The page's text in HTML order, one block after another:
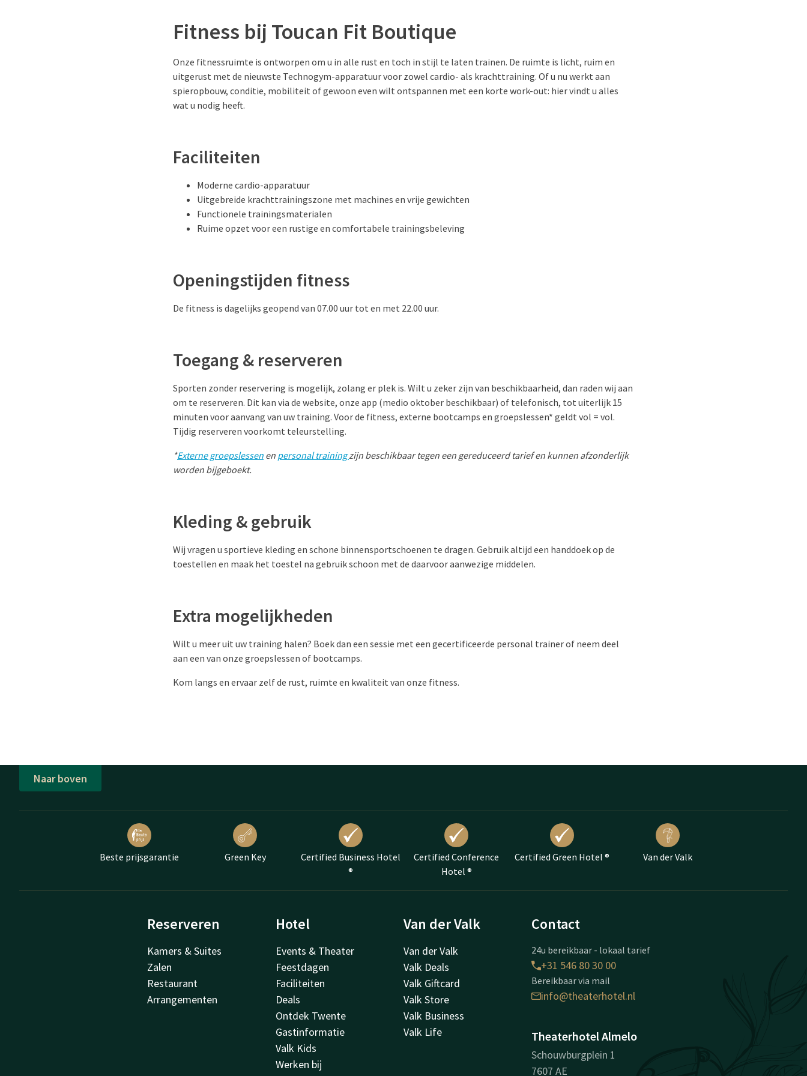
Fitness bij Toucan Fit Boutique
Onze fitnessruimte is ontworpen om u in alle rust en toch in stijl te laten trainen. De ruimte is licht, ruim en
uitgerust met de nieuwste Technogym-apparatuur voor zowel cardio- als krachttraining. Of u nu werkt aan
spieropbouw, conditie, mobiliteit of gewoon even wilt ontspannen met een korte work-out: hier vindt u alles
wat u nodig heeft.
Faciliteiten
Moderne cardio-apparatuur
Uitgebreide krachttrainingszone met machines en vrije gewichten
Functionele trainingsmaterialen
Ruime opzet voor een rustige en comfortabele trainingsbeleving
Openingstijden fitness
De fitness is dagelijks geopend van 07.00 uur tot en met 22.00 uur.
Toegang & reserveren
Sporten zonder reservering is mogelijk, zolang er plek is. Wilt u zeker zijn van beschikbaarheid, dan raden wij aan
om te reserveren. Dit kan via de website, onze app (medio oktober beschikbaar) of telefonisch, tot uiterlijk 15
minuten voor aanvang van uw training. Voor de fitness, externe bootcamps en groepslessen* geldt vol = vol.
Tijdig reserveren voorkomt teleurstelling.
*Externe groepslessen en personal trainingzijn beschikbaar tegen een gereduceerd tarief en kunnen afzonderlijk
worden bijgeboekt.
Kleding & gebruik
Wij vragen u sportieve kleding en schone binnensportschoenen te dragen. Gebruik altijd een handdoek op de
toestellen en maak het toestel na gebruik schoon met de daarvoor aanwezige middelen.
Extra mogelijkheden
Wilt u meer uit uw training halen? Boek dan een sessie met een gecertificeerde personal trainer of neem deel
aan een van onze groepslessen of bootcamps.
Kom langs en ervaar zelf de rust, ruimte en kwaliteit van onze fitness.
Naar boven
Beste prijsgarantie Green Key
Certified Business Hotel
®
Certified Conference
Hotel ®
Certified Green Hotel ® Van der Valk
Reserveren
Kamers & Suites
Zalen
Restaurant
Arrangementen
Hotel
Events & Theater
Feestdagen
Faciliteiten
Deals
Ontdek Twente
Gastinformatie
Valk Kids
Werken bij
Van der Valk
Van der Valk
Valk Deals
Valk Giftcard
Valk Store
Valk Business
Valk Life
Contact
24u bereikbaar - lokaal tarief
+31 546 80 30 00
Bereikbaar via mail
info@theaterhotel.nl
Theaterhotel Almelo
Schouwburgplein 1
7607 AE